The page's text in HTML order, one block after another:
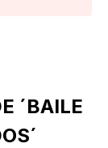
´BAILE